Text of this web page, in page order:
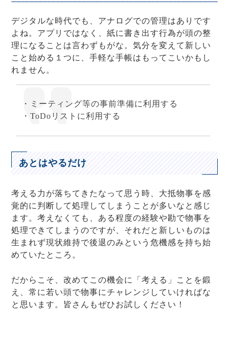
デジタルな時代でも、アナログでの管理はありです
よね。アプリではなく、紙に書き出す行為が頭の整
理になることは言わずもがな。気分を変えて新しい
こと始める１つに、手軽な手帳はもってこいかもし
れません。
・ミーティング等の事前準備に利用する
・ToDoリストに利用する
あとはやるだけ
考える力が落ちてきたなって思う時、大抵物事を感
覚的に判断して処理してしまうことが多いなと感じ
ます。考えなくても、ある程度の経験や勘で物事を
処理できてしまうのですが、それだと新しいものは
生まれず現状維持で後退のみという危機感を持ち始
めていたところ。
だからこそ、改めてこの機会に「考える」ことを鍛
え、常に若い頭で物事にチャレンジしていければな
と思います。皆さんもぜひお試しください！